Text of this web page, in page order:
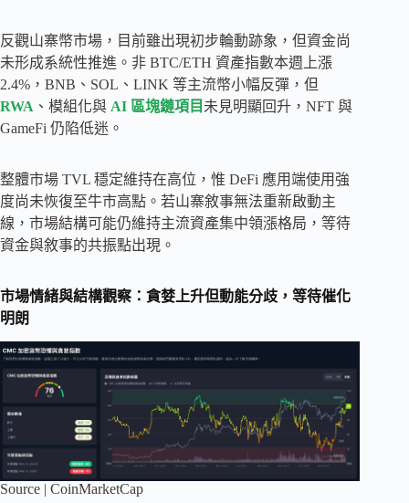
反觀山寨幣市場，目前雖出現初步輪動跡象，但資金尚
未形成系統性推進。非 BTC/ETH 資產指數本週上漲
2.4%，BNB、SOL、LINK 等主流幣小幅反彈，但
RWA 、模組化與 AI 區塊鏈項目 未見明顯回升，NFT 與
GameFi 仍陷低迷。
整體市場 TVL 穩定維持在高位，惟 DeFi 應用端使用強
度尚未恢復至牛市高點。若山寨敘事無法重新啟動主
線，市場結構可能仍維持主流資產集中領漲格局，等待
資金與敘事的共振點出現。
市場情緒與結構觀察：貪婪上升但動能分歧，等待催化
明朗
Source | CoinMarketCap